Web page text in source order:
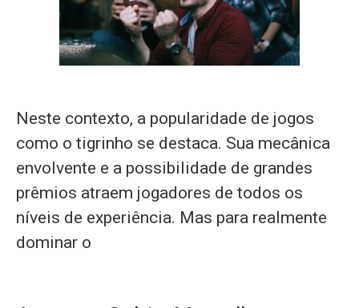
Neste contexto, a popularidade de jogos
como o tigrinho se destaca. Sua mecânica
envolvente e a possibilidade de grandes
prêmios atraem jogadores de todos os
níveis de experiência. Mas para realmente
dominar o